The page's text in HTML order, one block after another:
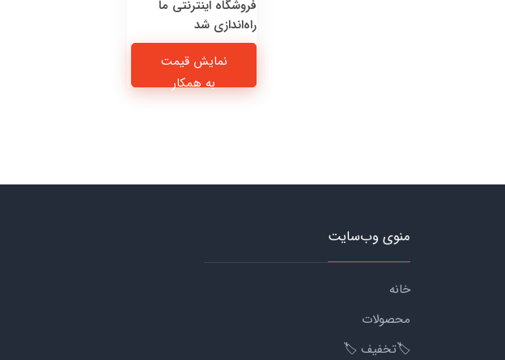
فروشگاه اینترنتی ما
راه‌اندازی شد
نمایش قیمت
به همکار
منوی وب‌سایت
خانه
محصولات
🏷️تخفیف 🏷️